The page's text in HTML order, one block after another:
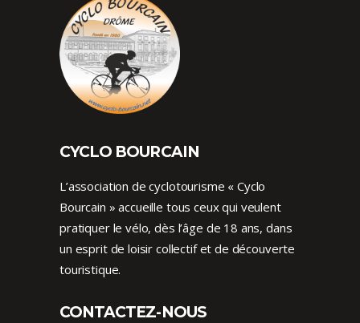
CYCLO BOURCAIN
L’association de cyclotourisme « Cyclo
Bourcain » accueille tous ceux qui veulent
pratiquer le vélo, dès l’âge de 18 ans, dans
un esprit de loisir collectif et de découverte
touristique.
CONTACTEZ-NOUS